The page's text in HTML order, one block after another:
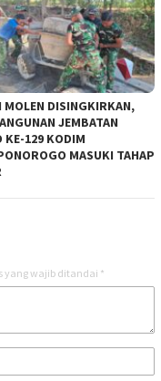
MOLEN DISINGKIRKAN,
JEMBATAN
KE-129 KODIM
MASUKI TAHAP
yang wajib ditandai *